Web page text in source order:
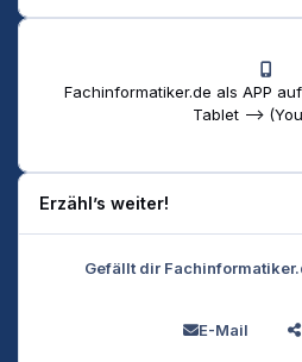
Fachinformatiker.de als APP
Tablet -->
Erzähl’s weiter!
Gefällt dir
E-Mail